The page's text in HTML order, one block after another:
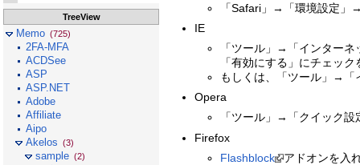
「Safari」→「環境設定」
IE
「ツール」→「インター
「有効にする」にチェッ
もしくは、「ツール」→「
Opera
「ツール」→「クイック
Firefox
Flashblock
アドオンを入
TreeView
Memo (725)
2FA-MFA
ACDSee
ASP
ASP.NET
Adobe
Affiliate
Aipo
Akelos (3)
sample (2)